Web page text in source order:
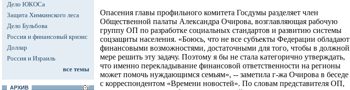
Дело ЮКОСа
Защита Химкинского леса
Дело Бульбова
Россия и финансовый кризис
Доллар
Россия и Израиль
все темы
АРХИВ
Опасения главы профильного комитета Госдумы разделяет член
Общественной палаты Александра Очирова, возглавляющая рабочую
группу ОП по разработке социальных стандартов и развитию системы
соцзащиты населения. «Боюсь, что не все субъекты Федерации обладают
финансовыми возможностями, достаточными для того, чтобы в должной
мере решить эту задачу. Поэтому я бы не стала категорично утверждать,
что именно перекладывание финансовой ответственности на регионы
может помочь нуждающимся семьям», -- заметила г-жа Очирова в беседе
с корреспондентом «Времени новостей». По словам представителя ОП,